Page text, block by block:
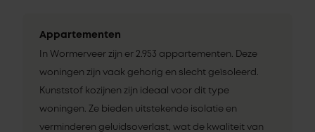
Appartementen
In Wormerveer zijn er 2.953 appartementen. Deze
woningen zijn vaak gehorig en slecht geïsoleerd.
Kunststof kozijnen zijn ideaal voor dit type
woningen. Ze bieden uitstekende isolatie en
verminderen geluidsoverlast, wat de kwaliteit van